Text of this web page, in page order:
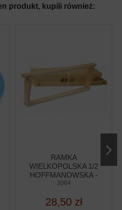
produkt, kupili również:
RAMKA
WIELKOPOLSKA 1/2
HOFFMANOWSKA -
10 SZTUK
3064
28,50 zł